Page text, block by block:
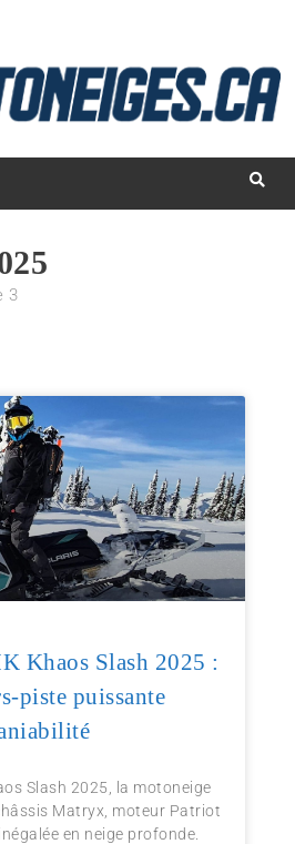
3
Khaos Slash 2025 :
piste puissante
Slash 2025, la motoneige
Matryx, moteur Patriot
en neige profonde.